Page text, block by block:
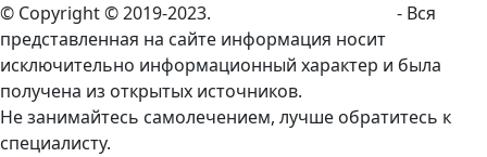
© Copyright © 2019-2023.
- Вся
представленная на сайте информация носит
исключительно информационный характер и была
получена из открытых источников.
Не занимайтесь самолечением, лучше обратитесь к
специалисту.